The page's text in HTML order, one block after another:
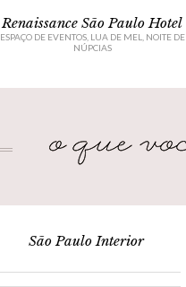
Renaissance São Paulo Hotel
ESPAÇO DE EVENTOS, LUA DE MEL, NOITE DE
NÚPCIAS
São Paulo Interior